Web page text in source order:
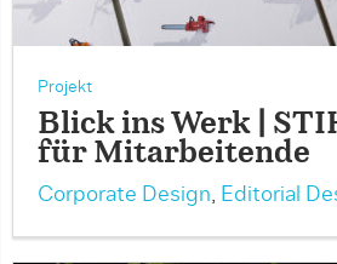
Projekt
Blick ins Werk |
für Mitarbeitende
Corporate Design, Editorial